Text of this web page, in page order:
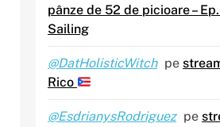
pânze de 52 de picioare –
Sailing
@DatHolisticWitch pe
Rico
@EsdrianysRodriguez pe